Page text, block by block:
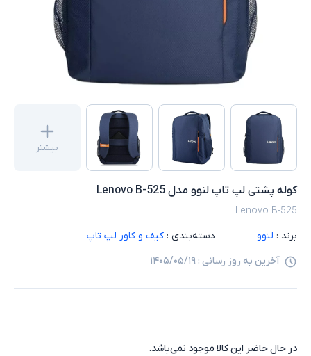
بیشتر
کوله پشتی لپ تاپ لنوو مدل Lenovo B-525
Lenovo B-525
برند : لنوو دسته‌بندی : کیف و کاور لپ تاپ
آخرین به روز رسانی : ۱۴۰۵/۰۵/۱۹
در حال حاضر این کالا موجود نمی‌باشد.